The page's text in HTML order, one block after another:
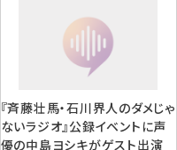
『斉藤壮馬・石川界人のダメじゃ
ないラジオ』公録イベントに声
優の中島ヨシキがゲスト出演